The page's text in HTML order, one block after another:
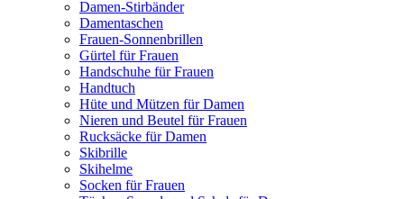
Damen-Stirbänder
Damentaschen
Frauen-Sonnenbrillen
Gürtel für Frauen
Handschuhe für Frauen
Handtuch
Hüte und Mützen für Damen
Nieren und Beutel für Frauen
Rucksäcke für Damen
Skibrille
Skihelme
Socken für Frauen